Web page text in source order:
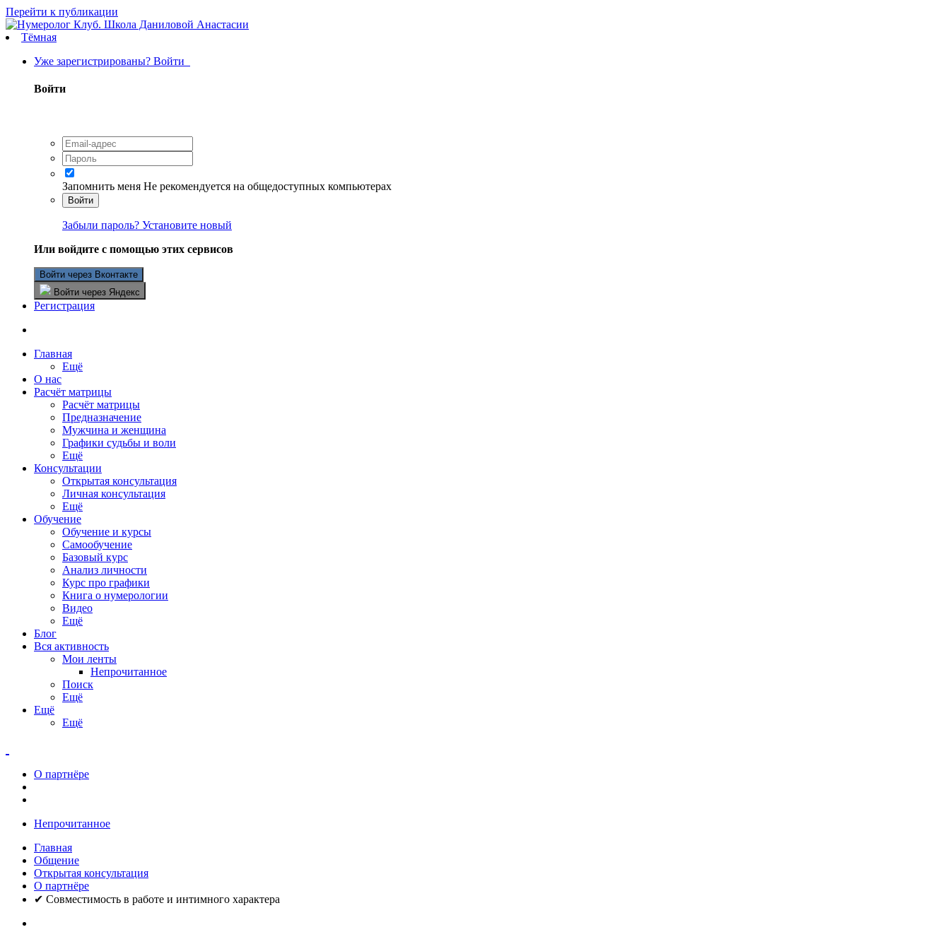
Перейти к публикации
Тёмная
Уже зарегистрированы? Войти
Войти
Запомнить меня Не рекомендуется на общедоступных компьютерах
Войти
Забыли пароль? Установите новый
Или войдите с помощью этих сервисов
Войти через Вконтакте
Войти через Яндекс
Регистрация
Главная
Ещё
О нас
Расчёт матрицы
Расчёт матрицы
Предназначение
Мужчина и женщина
Графики судьбы и воли
Ещё
Консультации
Открытая консультация
Личная консультация
Ещё
Обучение
Обучение и курсы
Самообучение
Базовый курс
Анализ личности
Курс про графики
Книга о нумерологии
Видео
Ещё
Блог
Вся активность
Мои ленты
Непрочитанное
Поиск
Ещё
Ещё
Ещё
О партнёре
Непрочитанное
Главная
Общение
Открытая консультация
О партнёре
✔ Совместимость в работе и интимного характера